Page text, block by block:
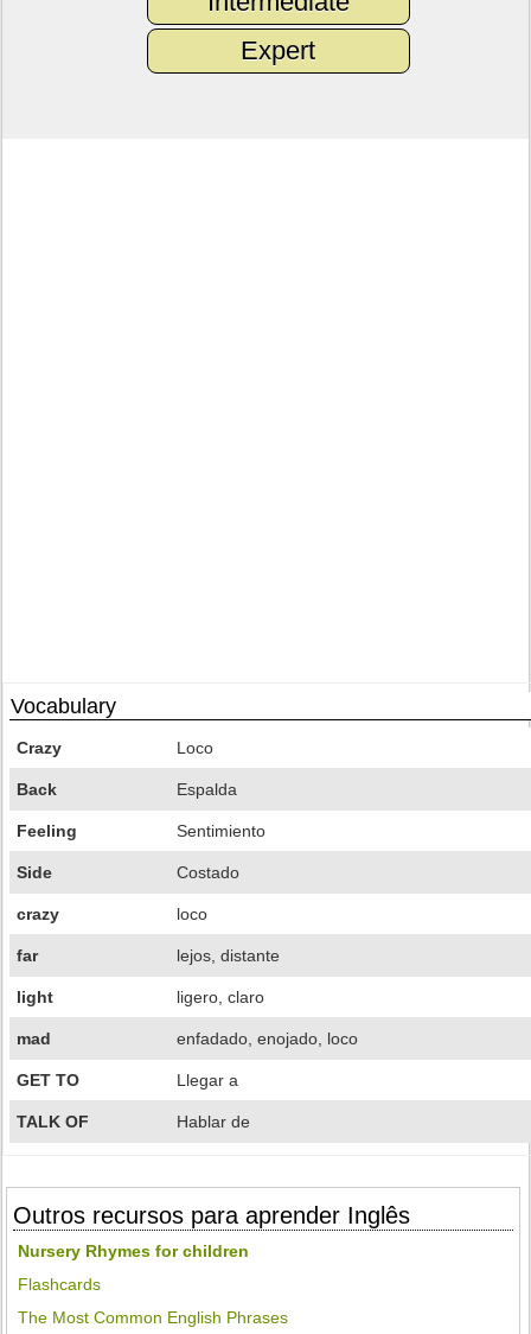
Expert
Vocabulary
Crazy Loco
Back Espalda
Feeling Sentimiento
Side Costado
crazy loco
far lejos, distante
light ligero, claro
mad enfadado, enojado, loco
GET TO Llegar a
TALK OF Hablar de
Outros recursos para aprender Inglês
Nursery Rhymes for children
Flashcards
The Most Common English Phrases